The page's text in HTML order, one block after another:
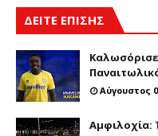
ΔΕΙΤΕ ΕΠΙΣΗΣ
Αύγουστος
Αμφιλοχία: